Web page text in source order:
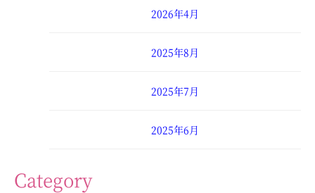
2026年4月
2025年8月
2025年7月
2025年6月
Category